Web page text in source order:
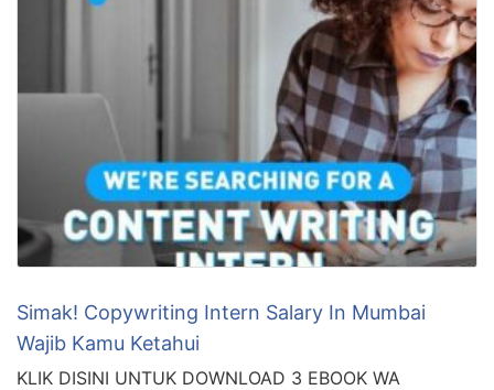
Simak! Copywriting Intern Salary In Mumbai
Wajib Kamu Ketahui
KLIK DISINI UNTUK DOWNLOAD 3 EBOOK WA